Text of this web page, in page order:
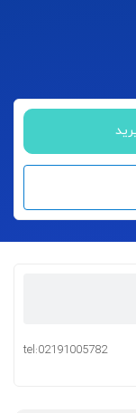
tel:02191005782